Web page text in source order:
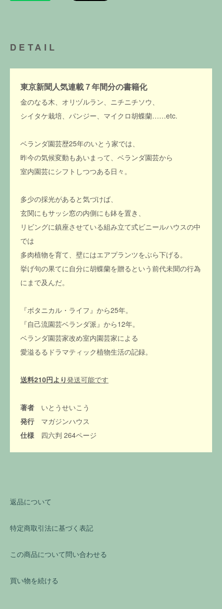
DETAIL
東京新聞人気連載７年間分の書籍化
金のなる木、オリヅルラン、ニチニチソウ、
シイタケ栽培、パンジー、マイクロ胡蝶蘭……etc.
ベランダ園芸歴25年のいとう家では、
昨今の気候変動もあいまって、ベランダ園芸から
室内園芸にシフトしつつある日々。
多少の採光があると気づけば、
玄関にもサッシ窓の内側にも鉢を置き、
リビングに鎮座させている組み立て式ビニールハウスの中
では
多肉植物を育て、壁にはエアプランツをぶら下げる。
挙げ句の果てに自分に胡蝶蘭を贈るという前代未聞の行為
にまで及んだ。
『ボタニカル・ライフ』から25年。
『自己流園芸ベランダ派』から12年。
ベランダ園芸家改め室内園芸家による
愛溢るるドラマティック植物生活の記録。
送料210円より発送可能です
著者 いとうせいこう
発行 マガジンハウス
仕様 四六判 264ページ
返品について
特定商取引法に基づく表記
この商品について問い合わせる
買い物を続ける